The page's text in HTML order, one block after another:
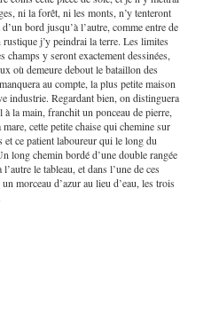
ni la forêt, ni les monts, n’y tenteront
bord jusqu’à l’autre, comme entre de
j’y peindrai la terre. Les limites
champs y seront exactement dessinées,
où demeure debout le bataillon des
au compte, la plus petite maison
industrie. Regardant bien, on distinguera
la main, franchit un ponceau de pierre,
cette petite chaise qui chemine sur
et ce patient laboureur qui le long du
long chemin bordé d’une double rangée
le tableau, et dans l’une de ces
morceau d’azur au lieu d’eau, les trois